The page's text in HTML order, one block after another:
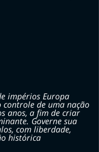
impérios Europa
controle de uma nação
anos, a fim de criar
Governe sua
com liberdade,
histórica